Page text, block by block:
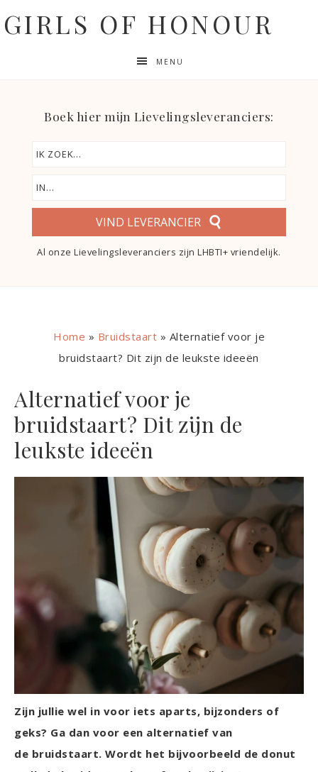
GIRLS OF HONOUR
MENU
Boek hier mijn Lievelingsleveranciers:
VIND LEVERANCIER
Al onze Lievelingsleveranciers zijn LHBTI+ vriendelijk.
Home » Bruidstaart » Alternatief voor je
bruidstaart? Dit zijn de leukste ideeën
Alternatief voor je
bruidstaart? Dit zijn de
leukste ideeën
Zijn jullie wel in voor iets aparts, bijzonders of
geks? Ga dan voor een alternatief van
de bruidstaart. Wordt het bijvoorbeeld de donut